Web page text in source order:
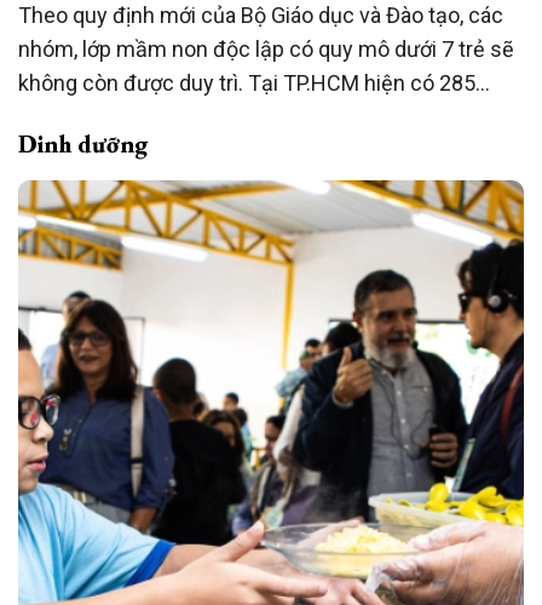
Theo quy định mới của Bộ Giáo dục và Đào tạo, các
nhóm, lớp mầm non độc lập có quy mô dưới 7 trẻ sẽ
không còn được duy trì. Tại TP.HCM hiện có 285
chuyển đổi mô hình hoặc chấm dứt hoạt động theo
quy định.
Dinh dưỡng